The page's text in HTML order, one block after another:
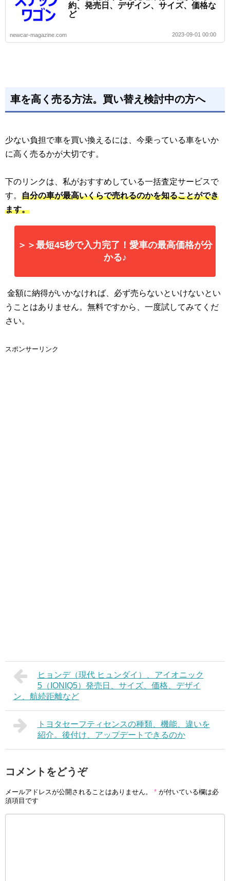
約、発売日、デザイン、サイズ、価格な
ど
newcar-magazine.com 2023-09-01 00:00
車を高く売る方法。買い替え検討中の方へ
少ない負担で車を買い換えるには、今乗っている車をいか
に高く売るかが大切です。
下のリンクは、私がおすすめしている一括査定サービスで
す。 自分の車が最高いくらで売れるのかを知ることができ
ます。
＞＞最短45秒で入力完了！愛車の最高価格が分
かる♪
金額に納得がいかなければ、必ず売らないといけないとい
うことはありません。無料ですから、一度試してみてくだ
さい。
スポンサーリンク
ヒョンデ（現代 ヒュンダイ）、アイオニック
5（IONIQ5）発売日、サイズ、価格、デザイ
ン、航続距離など
トヨタセーフティセンスの種類、機能、違いを
紹介。後付け、アップデートできるのか
コメントをどうぞ
メールアドレスが公開されることはありません。 * が付いている欄は必
須項目です